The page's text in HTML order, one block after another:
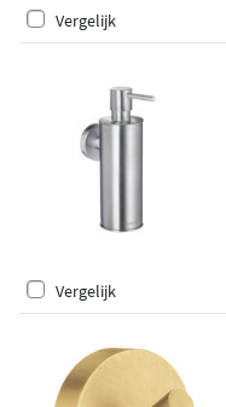
Vergelijk
Vergelijk